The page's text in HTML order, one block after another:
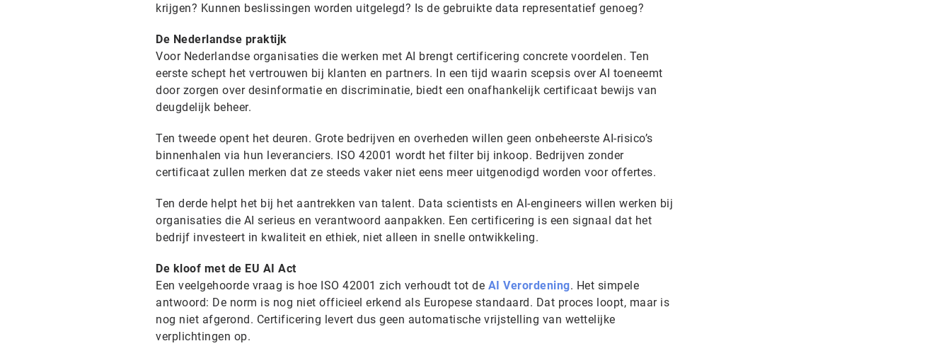
krijgen? Kunnen beslissingen worden uitgelegd? Is de gebruikte data representatief genoeg?
De Nederlandse praktijk
Voor Nederlandse organisaties die werken met AI brengt certificering concrete voordelen. Ten
eerste schept het vertrouwen bij klanten en partners. In een tijd waarin scepsis over AI toeneemt
door zorgen over desinformatie en discriminatie, biedt een onafhankelijk certificaat bewijs van
deugdelijk beheer.
Ten tweede opent het deuren. Grote bedrijven en overheden willen geen onbeheerste AI-risico’s
binnenhalen via hun leveranciers. ISO 42001 wordt het filter bij inkoop. Bedrijven zonder
certificaat zullen merken dat ze steeds vaker niet eens meer uitgenodigd worden voor offertes.
Ten derde helpt het bij het aantrekken van talent. Data scientists en AI-engineers willen werken bij
organisaties die AI serieus en verantwoord aanpakken. Een certificering is een signaal dat het
bedrijf investeert in kwaliteit en ethiek, niet alleen in snelle ontwikkeling.
De kloof met de EU AI Act
Een veelgehoorde vraag is hoe ISO 42001 zich verhoudt tot de AI Verordening. Het simpele
antwoord: De norm is nog niet officieel erkend als Europese standaard. Dat proces loopt, maar is
nog niet afgerond. Certificering levert dus geen automatische vrijstelling van wettelijke
verplichtingen op.